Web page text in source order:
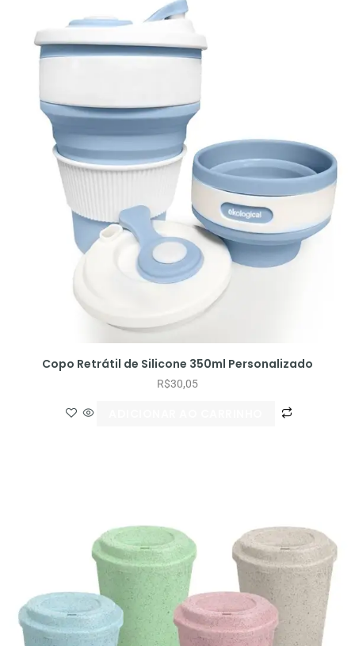
Copo Retrátil de Silicone 350ml Personalizado
R$30,05